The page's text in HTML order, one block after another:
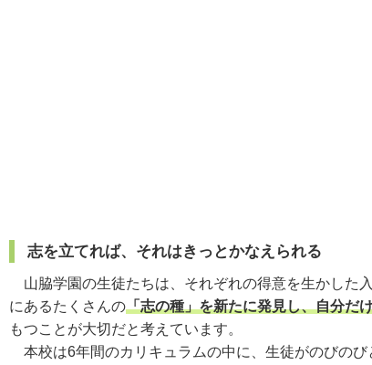
志を立てれば、それはきっとかなえられる
山脇学園の生徒たちは、それぞれの得意を生かした
にあるたくさんの「志の種」を新たに発見し、自分だ
もつことが大切だと考えています。
本校は6年間のカリキュラムの中に、生徒がのびのび